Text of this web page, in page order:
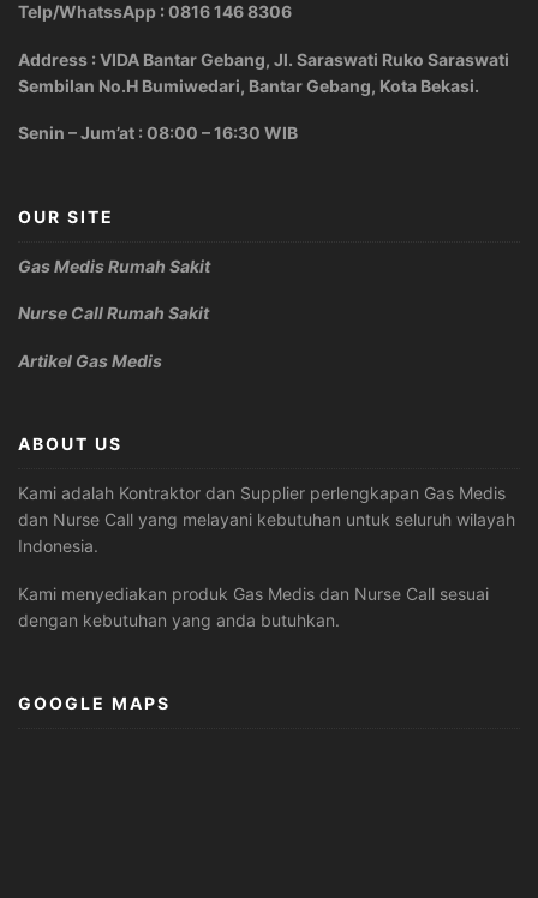
Telp/WhatssApp : 0816 146 8306
Address : VIDA Bantar Gebang, Jl. Saraswati Ruko Saraswati
Sembilan No.H Bumiwedari, Bantar Gebang, Kota Bekasi.
Senin – Jum’at : 08:00 – 16:30 WIB
OUR SITE
Gas Medis Rumah Sakit
Nurse Call Rumah Sakit
Artikel Gas Medis
ABOUT US
Kami adalah Kontraktor dan Supplier perlengkapan Gas Medis
dan Nurse Call yang melayani kebutuhan untuk seluruh wilayah
Indonesia.
Kami menyediakan produk Gas Medis dan Nurse Call sesuai
dengan kebutuhan yang anda butuhkan.
GOOGLE MAPS